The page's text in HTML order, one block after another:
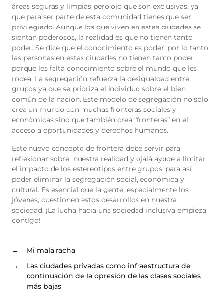
áreas seguras y limpias pero ojo que son exclusivas, ya
que para ser parte de esta comunidad tienes que ser
privilegiado. Aunque los que viven en estas ciudades se
sientan poderosos, la realidad es que no tienen tanto
poder. Se dice que el conocimiento es poder, por lo tanto
las personas en estas ciudades no tienen tanto poder
porque les falta conocimiento sobre el mundo que les
rodea. La segregación refuerza la desigualdad entre
grupos ya que se prioriza el individuo sobre el bien
común de la nación. Este modelo de segregación no solo
crea un mundo con muchas fronteras sociales y
económicas sino que también crea “fronteras” en el
acceso a oportunidades y derechos humanos.
Este nuevo concepto de frontera debe servir para
reflexionar sobre nuestra realidad y ojalá ayude a limitar
el impacto de los estereotipos entre grupos, para así
poder eliminar la segregación social, económica y
cultural. Es esencial que la gente, especialmente los
jóvenes, cuestionen estos desarrollos en nuestra
sociedad. ¡La lucha hacia una sociedad inclusiva empieza
contigo!
←
Mi mala racha
→
Las ciudades privadas como infraestructura de
continuación de la opresión de las clases sociales
más bajas